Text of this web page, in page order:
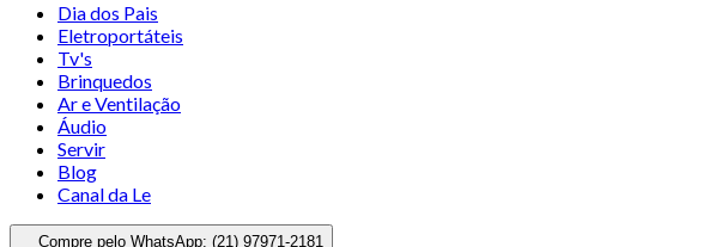
Dia dos Pais
Eletroportáteis
Tv's
Brinquedos
Ar e Ventilação
Áudio
Servir
Blog
Canal da Le
Compre pelo WhatsApp: (21) 97971-2181